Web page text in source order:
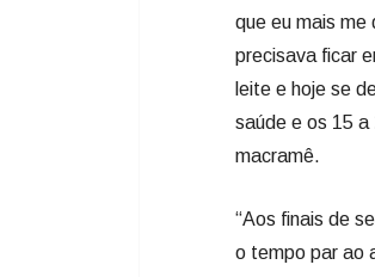
que eu mais me
precisava ficar
leite e hoje se
saúde e os 15
macramê.
“Aos finais de
o tempo par ao